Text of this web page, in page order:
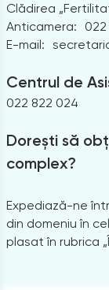
Clădirea
Anticamera:
E-mail:
Centrul de
022 822 024
Dorești să
complex?
Expediază-ne
din domeniu în
plasat în rubrica